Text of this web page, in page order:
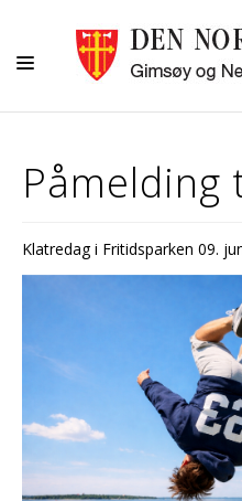
BARN OG UNGDOM
KALENDER
Påmelding
Klatredag i Fritidsparken 09.